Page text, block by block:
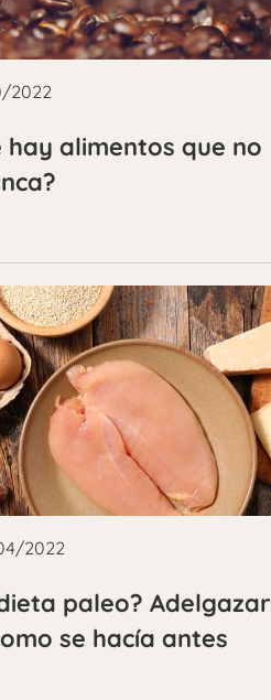
2022
hay alimentos que no
2022
paleo? Adelgazar
se hacía antes